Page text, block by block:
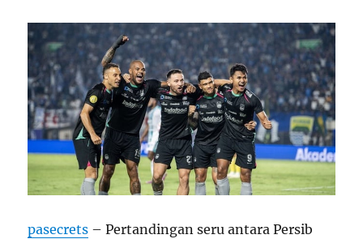
pasecrets – Pertandingan seru antara Persib